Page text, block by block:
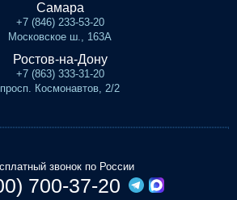
Самара
+7 (846) 233-53-20
Московское ш., 163А
Ростов-на-Дону
+7 (863) 333-31-20
просп. Космонавтов, 2/2
звонок по России
700-37-20